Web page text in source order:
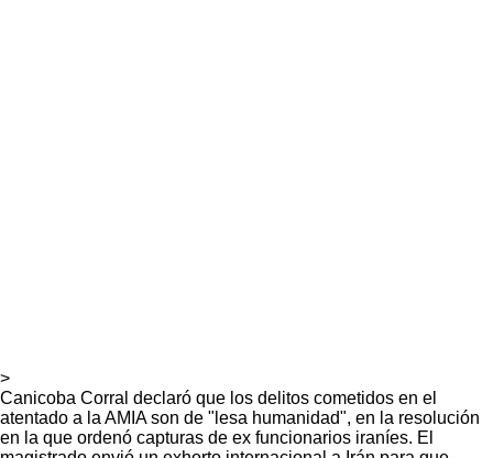
>
Canicoba Corral declaró que los delitos cometidos en el
atentado a la AMIA son de "lesa humanidad", en la resolución
en la que ordenó capturas de ex funcionarios iraníes. El